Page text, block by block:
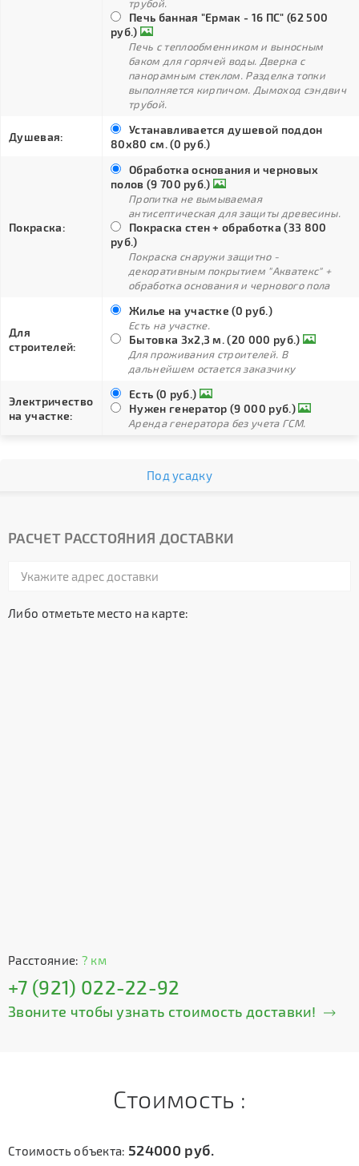
трубой.
Печь банная "Ермак - 16 ПС" (62 500
руб.)
Печь с теплообменником и выносным
баком для горячей воды. Дверка с
панорамным стеклом. Разделка топки
выполняется кирпичом. Дымоход сэндвич
трубой.
Душевая:
Устанавливается душевой поддон
80х80 см. (0 руб.)
Покраска:
Обработка основания и черновых
полов (9 700 руб.)
Пропитка не вымываемая
антисептическая для защиты древесины.
Покраска стен + обработка (33 800
руб.)
Покраска снаружи защитно -
декоративным покрытием "Акватекс" +
обработка основания и чернового пола
Для
строителей:
Жилье на участке (0 руб.)
Есть на участке.
Бытовка 3х2,3 м. (20 000 руб.)
Для проживания строителей. В
дальнейшем остается заказчику
Электричество
на участке:
Есть (0 руб.)
Нужен генератор (9 000 руб.)
Аренда генератора без учета ГСМ.
Под усадку
РАСЧЕТ РАССТОЯНИЯ ДОСТАВКИ
Либо отметьте место на карте:
Расстояние: ? км
+7 (921) 022-22-92
Звоните чтобы узнать стоимость доставки!
Стоимость :
Стоимость объекта: 524000 руб.